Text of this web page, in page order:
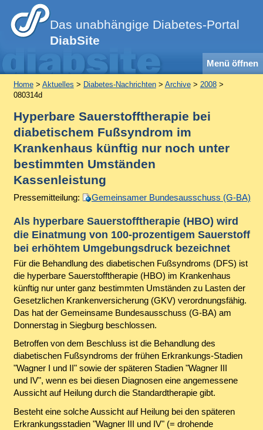
Das unabhängige Diabetes-Portal
DiabSite
Menü öffnen
Home> Aktuelles > Diabetes-Nachrichten> Archive> 2008>
080314d
Hyperbare Sauerstofftherapie bei
diabetischem Fußsyndrom im
Krankenhaus künftig nur noch unter
bestimmten Umständen
Kassenleistung
Pressemitteilung: Gemeinsamer Bundesausschuss (G-BA)
Als hyperbare Sauerstofftherapie (HBO) wird
die Einatmung von 100-prozentigem Sauerstoff
bei erhöhtem Umgebungsdruck bezeichnet
Für die Behandlung des diabetischen Fußsyndroms (DFS) ist
die hyperbare Sauerstofftherapie (HBO) im Krankenhaus
künftig nur unter ganz bestimmten Umständen zu Lasten der
Gesetzlichen Krankenversicherung (GKV) verordnungsfähig.
Das hat der Gemeinsame Bundesausschuss (G-BA) am
Donnerstag in Siegburg beschlossen.
Betroffen von dem Beschluss ist die Behandlung des
diabetischen Fußsyndroms der frühen Erkrankungs-Stadien
"Wagner I und II" sowie der späteren Stadien "Wagner III
und IV", wenn es bei diesen Diagnosen eine angemessene
Aussicht auf Heilung durch die Standardtherapie gibt.
Besteht eine solche Aussicht auf Heilung bei den späteren
Erkrankungsstadien "Wagner III und IV" (= drohende